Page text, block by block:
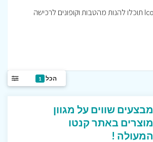
אצלנו באתר Icoupons תוכלו להנות מהטבות וקופונים לרכישה
הכל 1
מבצעים שווים על מגוון
מוצרים באתר קנטו
המעולה !